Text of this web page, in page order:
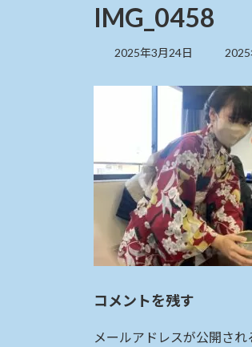
IMG_0458
2025年3月24日
最
新
日
時
:
コメントを残す
メールアドレスが公開され